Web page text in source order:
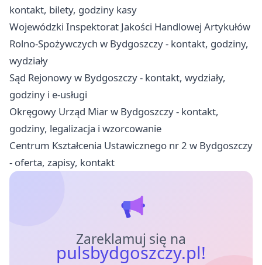
kontakt, bilety, godziny kasy
Wojewódzki Inspektorat Jakości Handlowej Artykułów
Rolno-Spożywczych w Bydgoszczy - kontakt, godziny,
wydziały
Sąd Rejonowy w Bydgoszczy - kontakt, wydziały,
godziny i e-usługi
Okręgowy Urząd Miar w Bydgoszczy - kontakt,
godziny, legalizacja i wzorcowanie
Centrum Kształcenia Ustawicznego nr 2 w Bydgoszczy
- oferta, zapisy, kontakt
Zareklamuj się na
pulsbydgoszczy.pl!